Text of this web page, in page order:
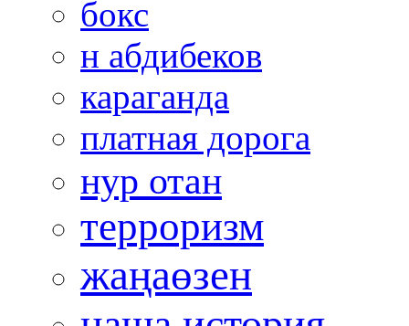
бокс
н абдибеков
караганда
платная дорога
нур отан
терроризм
жаңаөзен